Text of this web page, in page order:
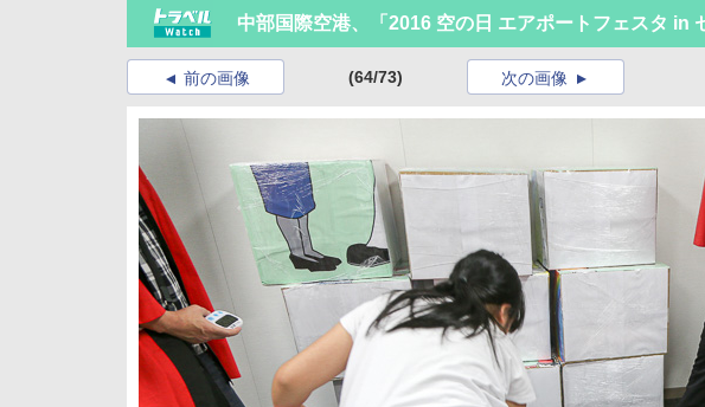
中部国際空港、「2016 空の日 エアポートフェスタ in
前の画像 (64/73) 次の画像